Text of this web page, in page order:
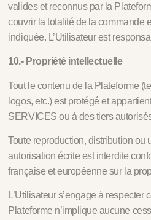
valides et reconnus par la
couvrir la totalité de la commande
indiquée. L’Utilisateur est
10.- Propriété intellectuelle
Tout le contenu de la Plateforme
logos, etc.) est protégé et
SERVICES ou à des tiers
Toute reproduction, distribution ou
autorisation écrite est interdite
française et européenne sur la
L’Utilisateur s’engage à respecter
Plateforme n’implique aucune